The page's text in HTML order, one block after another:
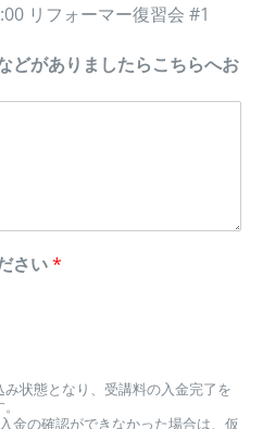
リフォーマー復習会 #1
どがありましたらこちらへお
さい*
状態となり、受講料の入金完了を
金の確認ができなかった場合は、仮